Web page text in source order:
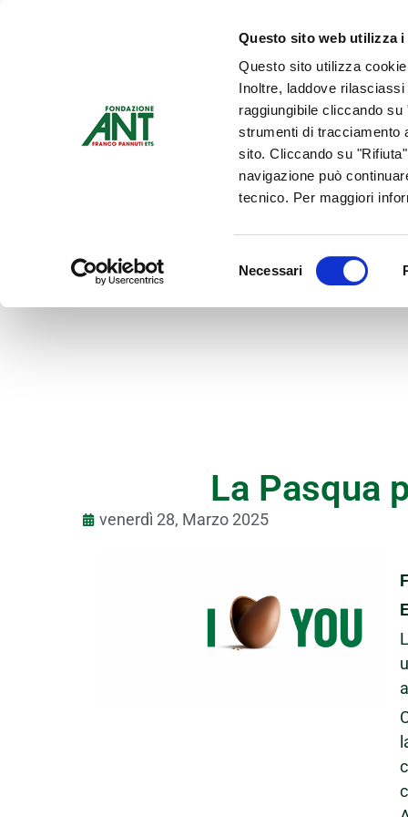
Questo sito web utilizza i
Questo sito utilizza
Inoltre, laddove
raggiungibile cliccando
strumenti di tracciamento
sito. Cliccando su
navigazione può
tecnico. Per maggiori
del
Necessari
Chi siamo
Contattaci
La Pasqua
venerdì 28, Marzo 2025